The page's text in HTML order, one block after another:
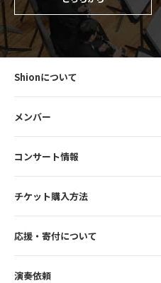
Shionについて
メンバー
コンサート情報
チケット購入方法
応援・寄付について
演奏依頼